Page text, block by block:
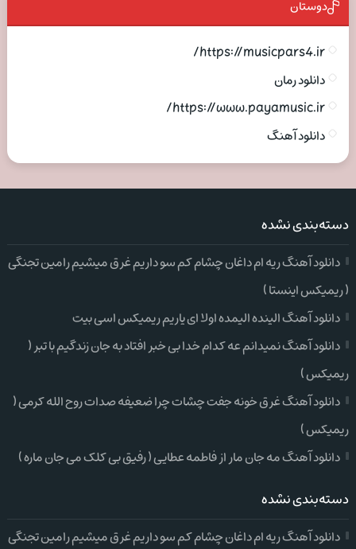
دوستان
https://musicpars4.ir/
دانلود رمان
https://www.payamusic.ir/
دانلود آهنگ
دسته‌بندی نشده
دانلود آهنگ ریه ام داغان چشام کم سو داریم غرق میشیم رامین تجنگی
( ریمیکس اینستا )
دانلود آهنگ الینده الیمده اولا ای یاریم ریمیکس اسی بیت
دانلود آهنگ نمیدانم عه کدام خدا بی خبر افتاد به جان زندگیم با تبر (
ریمیکس )
دانلود آهنگ غرق خونه جفت چشات چرا ضعیفه صدات روح الله کرمی (
ریمیکس )
دانلود آهنگ مه جان مار از فاطمه عطایی ( رفیق بی کلک می جان ماره )
دسته‌بندی نشده
دانلود آهنگ ریه ام داغان چشام کم سو داریم غرق میشیم رامین تجنگی